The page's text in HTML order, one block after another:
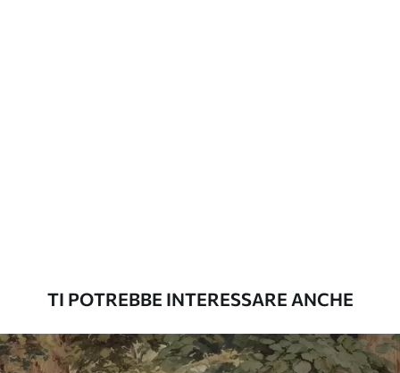
Vinile Premium
65.0039.00€/m²
TI POTREBBE INTERESSARE ANCHE